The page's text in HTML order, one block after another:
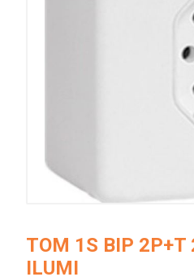
TOM 1S BIP 2P+T
ILUMI